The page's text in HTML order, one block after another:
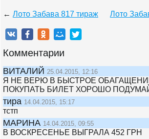
← Лото Забава 817 тираж Лото
Комментарии
ВИТАЛИЙ 25.04.2015, 12:16
Я НЕ ВЕРЮ В БЫСТРОЕ
ПОКУПАТЬ БИЛЕТ ХОРОШО
тира 14.04.2015, 15:17
тстп
МАРИНА 14.04.2015, 09:55
В ВОСКРЕСЕНЬЕ ВЫГРАЛА 452 ГРН